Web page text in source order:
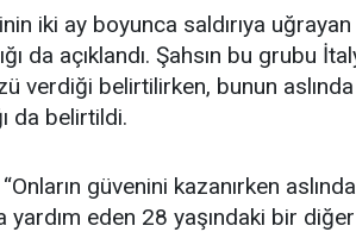
iki ay boyunca saldırıya
da açıklandı. Şahsın bu grubu
verdiği belirtilirken, bunun
da belirtildi.
güvenini kazanırken
yardım eden 28 yaşındaki bir